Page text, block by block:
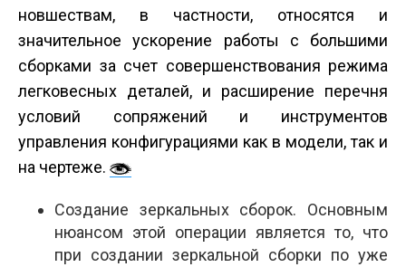
новшествам, в частности, относятся и
значительное ускорение работы с большими
сборками за счет совершенствования режима
легковесных деталей, и расширение перечня
условий сопряжений и инструментов
управления конфигурациями как в модели, так и
на чертеже.
Создание зеркальных сборок. Основным
нюансом этой операции является то, что
при создании зеркальной сборки по уже